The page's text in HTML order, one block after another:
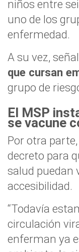
niños entre
uno de los
enfermedad.
A su vez,
que cursan
grupo de
El MSP
se vacune
Por otra
decreto para
salud puedan
accesibilidad.
“Todavía
circulación
enferman ya